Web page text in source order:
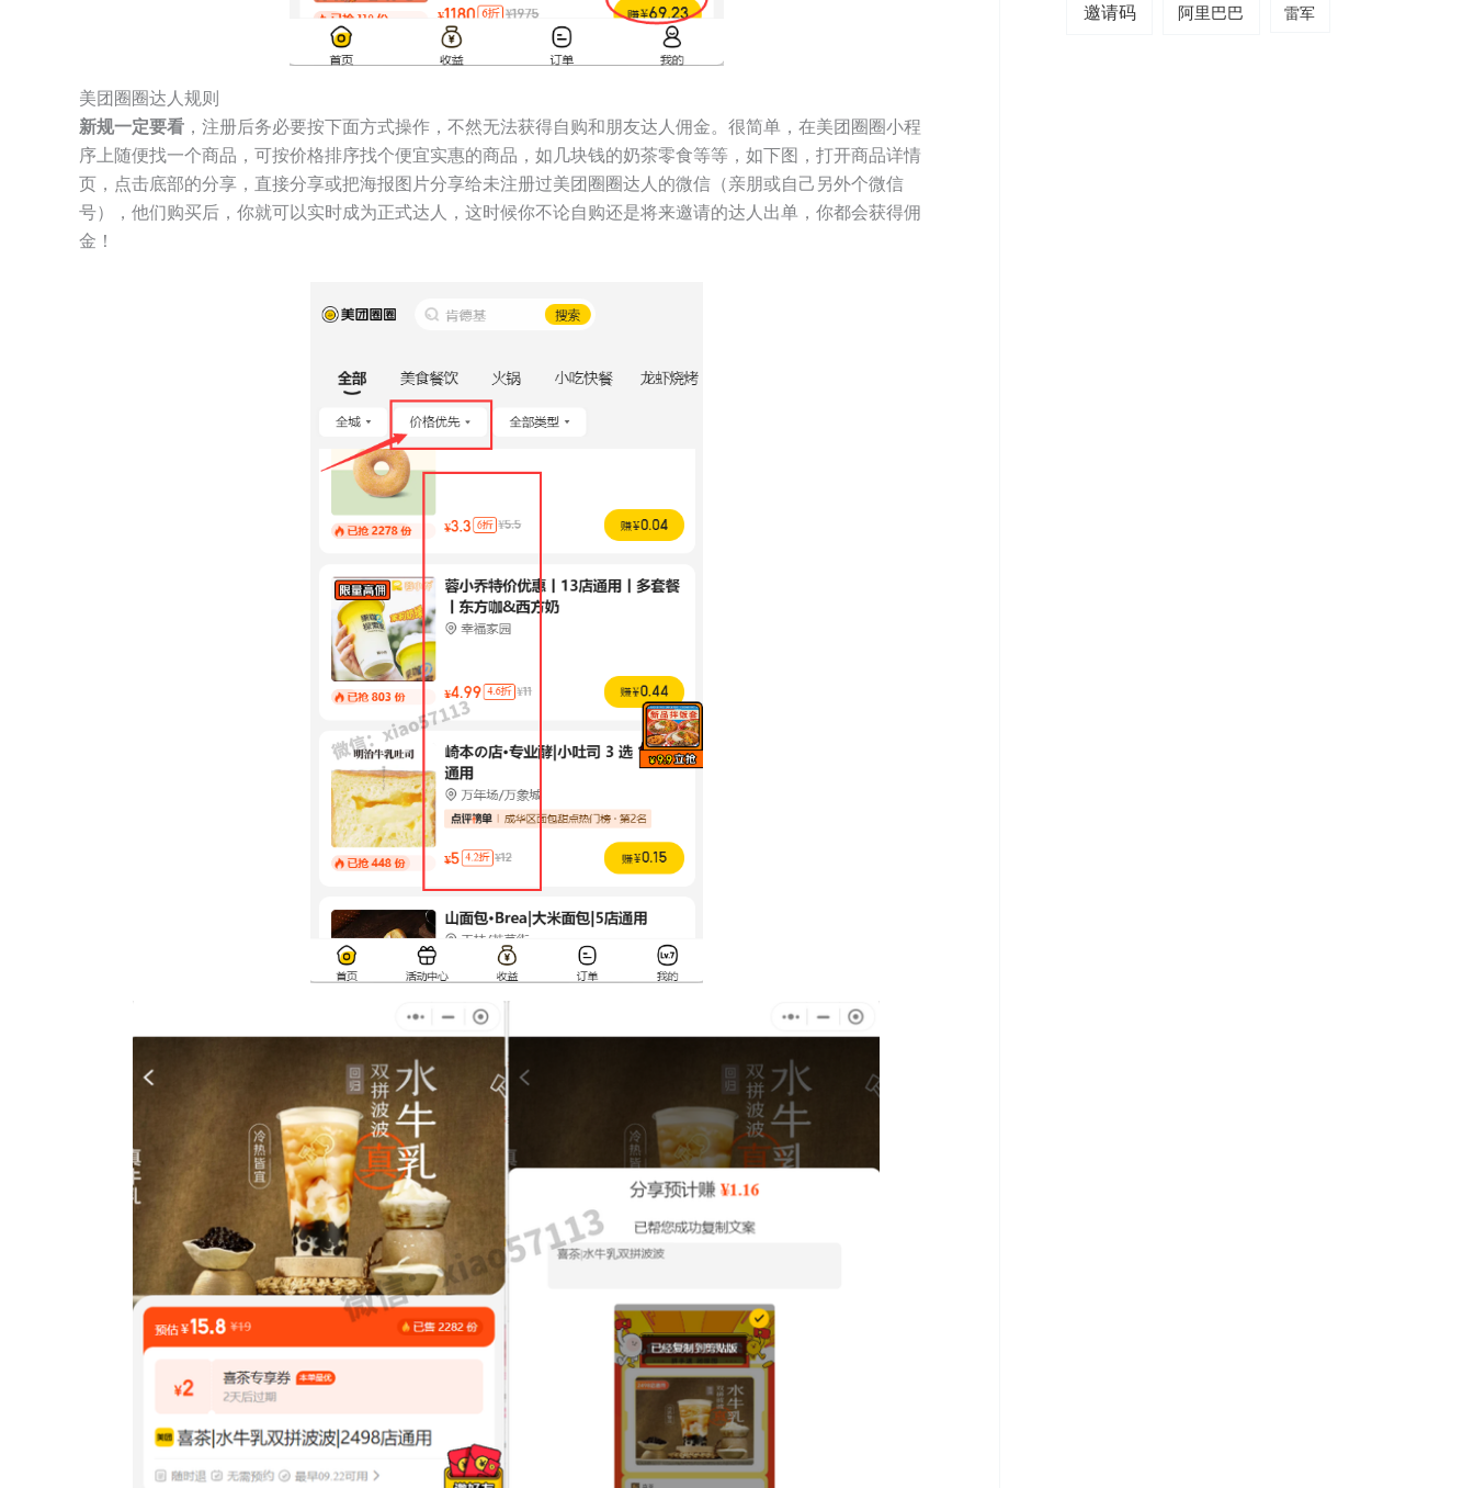
美团圈圈达人规则
新规一定要看 ，注册后务必要按下面方式操作，不然无法获得自购和朋友达人佣金。很简单，在美团圈圈小程
序上随便找一个商品，可按价格排序找个便宜实惠的商品，如几块钱的奶茶零食等等，如下图，打开商品详情
页，点击底部的分享，直接分享或把海报图片分享给未注册过美团圈圈达人的微信（亲朋或自己另外个微信
号），他们购买后，你就可以实时成为正式达人，这时候你不论自购还是将来邀请的达人出单，你都会获得佣
金！
邀请码 阿里巴巴 雷军